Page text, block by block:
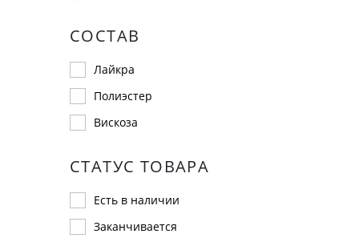
СОСТАВ
Лайкра
Полиэстер
Вискоза
СТАТУС ТОВАРА
Есть в наличии
Заканчивается